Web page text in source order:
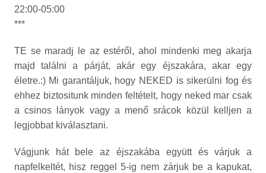
22:00-05:00
***
TE se maradj le az estéről, ahol mindenki meg akarja
majd találni a párját, akár egy éjszakára, akar egy
életre.:) Mi garantáljuk, hogy NEKED is sikerülni fog és
ehhez biztositunk minden feltételt, hogy neked mar csak
a csinos lányok vagy a menő srácok közül kelljen a
legjobbat kiválasztani.
Vágjunk hát bele az éjszakába együtt és várjuk a
napfelkeltét, hisz reggel 5-ig nem zárjuk be a kapukat,